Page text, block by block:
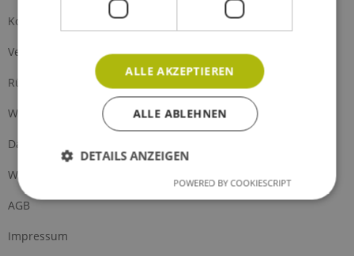
Kontakt
Versand und Zahlung
Rückgabe
Widerrufsrecht
Datenschutz
Widerrufsformular
AGB
Impressum
ALLE AKZEPTIEREN
ALLE ABLEHNEN
DETAILS ANZEIGEN
POWERED BY COOKIESCRIPT